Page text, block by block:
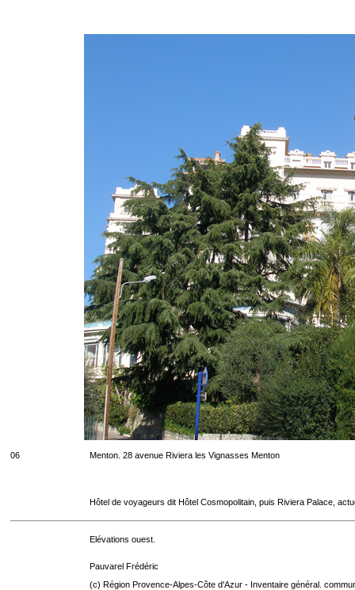
06 Menton. 28 avenue Riviera les Vignasses Menton
Hôtel de voyageurs dit Hôtel Cosmopolitain, puis Riviera Palace,
Elévations ouest.
Pauvarel Frédéric
(c) Région Provence-Alpes-Côte d'Azur - Inventaire général.